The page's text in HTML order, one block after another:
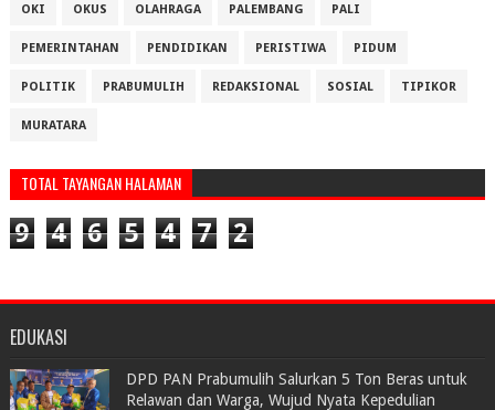
OKI OKUS OLAHRAGA PALEMBANG PALI
PEMERINTAHAN PENDIDIKAN PERISTIWA PIDUM
POLITIK PRABUMULIH REDAKSIONAL SOSIAL TIPIKOR
MURATARA
TOTAL TAYANGAN HALAMAN
9 4 6 5 4 7 2
EDUKASI
DPD PAN Prabumulih Salurkan 5 Ton Beras untuk
Relawan dan Warga, Wujud Nyata Kepedulian